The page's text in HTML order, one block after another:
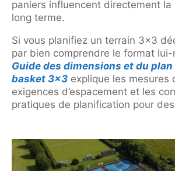
paniers influencent directement la
long terme.
Si vous planifiez un terrain 3×3
par bien comprendre le format
Guide des dimensions et du
basket 3×3 explique les mesures
exigences d’espacement et les
pratiques de planification pour